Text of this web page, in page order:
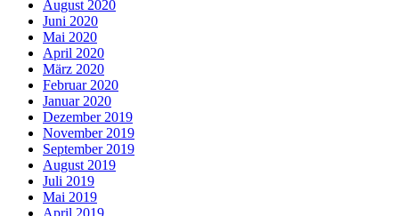
August 2020
Juni 2020
Mai 2020
April 2020
März 2020
Februar 2020
Januar 2020
Dezember 2019
November 2019
September 2019
August 2019
Juli 2019
Mai 2019